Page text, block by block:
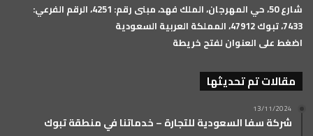
شارع 50، حي المهرجان، الملك فهد، مبنى رقم: 4251، الرقم الفرعي:
7433، تبوك 47912، المملكة العربية السعودية
اضغط على العنوان لفتح خريطة
مقالات تم تحديثها
13/11/2024
شركة سفا السعودية للتجارة – خدماتنا في منطقة تبوك